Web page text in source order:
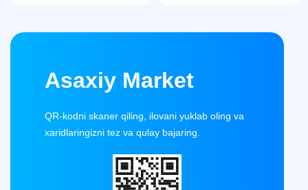
Asaxiy Market
QR-kodni skaner qiling, ilovani yuklab oling va
xaridlaringizni tez va qulay bajaring.